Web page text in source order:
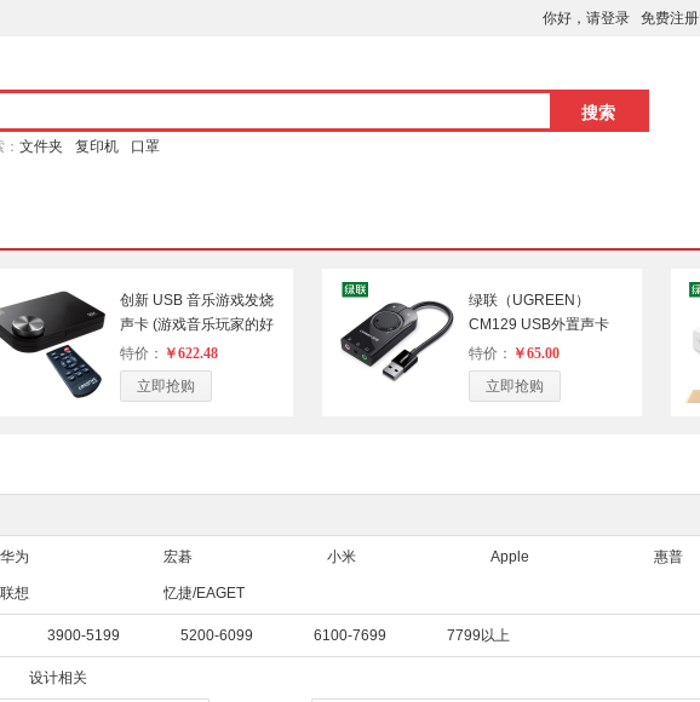
你好，请登录 免费注册
文件夹 复印机 口罩
创新 USB 音乐游戏发烧
声卡 (游戏音乐玩家的好
伙伴/SOUND BLASTER
X-FI SURROUND 5.1
PRO ）
特价： ￥622.48
立即抢购
绿联（UGREEN）
CM129 USB外置声卡
（单位：个）
特价： ￥65.00
立即抢购
华为 宏碁 小米 Apple 惠普
联想 忆捷/EAGET
3900-5199 5200-6099 6100-7699 7799以上
设计相关